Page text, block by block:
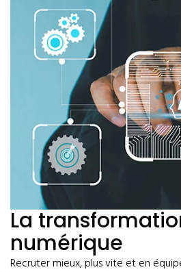
La
numérique
Recruter mieux, plus vite et en